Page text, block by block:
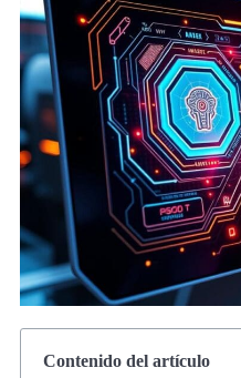
Contenido del artículo